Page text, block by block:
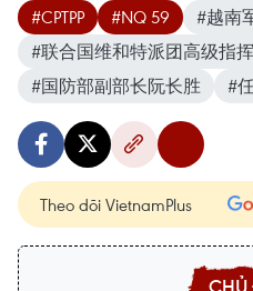
#CPTPP #NQ 59 #越南
#联合国维和特派团高级指
#国防部副部长阮长胜
#
Theo dõi VietnamPlus